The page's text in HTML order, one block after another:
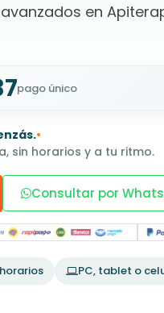
en
pago único
•
sin horarios y a tu ritmo.
Consultar por
PC, tablet o